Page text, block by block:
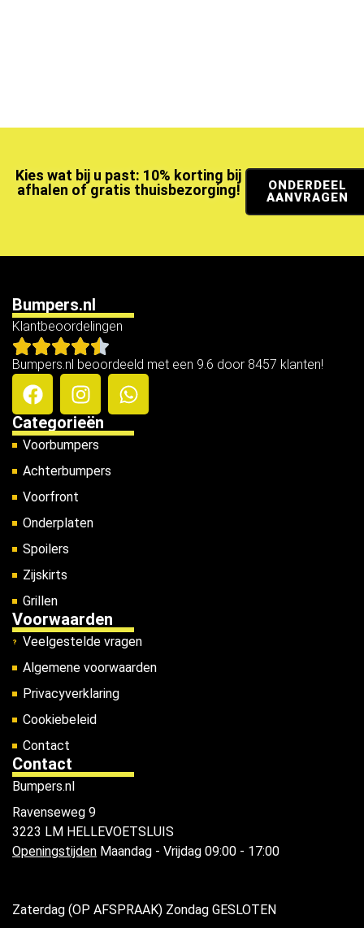
Kies wat bij u past: 10% korting bij
afhalen of gratis thuisbezorging!
ONDERDEEL
AANVRAGEN
Bumpers.nl
Klantbeoordelingen
Bumpers.nl beoordeeld met een 9.6 door 8457 klanten!
Categorieën
Voorbumpers
Achterbumpers
Voorfront
Onderplaten
Spoilers
Zijskirts
Grillen
Voorwaarden
Veelgestelde vragen
Algemene voorwaarden
Privacyverklaring
Cookiebeleid
Contact
Contact
Bumpers.nl
Ravenseweg 9
3223 LM HELLEVOETSLUIS
Openingstijden Maandag - Vrijdag 09:00 - 17:00
Zaterdag (OP AFSPRAAK) Zondag GESLOTEN